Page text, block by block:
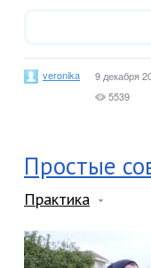
veronika 9 декабря
5539
Простые
Практика